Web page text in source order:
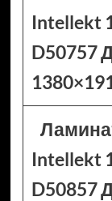
Intellekt
D50757
Intellekt
D50857